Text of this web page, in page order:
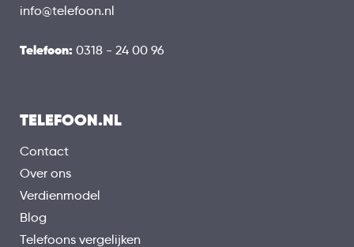
info@telefoon.nl
Telefoon: 0318 - 24 00 96
TELEFOON.NL
Contact
Over ons
Verdienmodel
Blog
Telefoons vergelijken